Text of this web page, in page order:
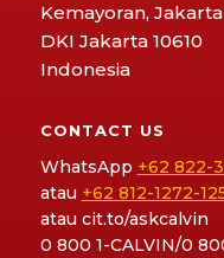
Kemayoran,
DKI Jakarta 10610
Indonesia
CONTACT US
WhatsApp +62 822-
atau +62 812-1272-
atau cit.to/askcalvin
0 800 1-CALVIN/0